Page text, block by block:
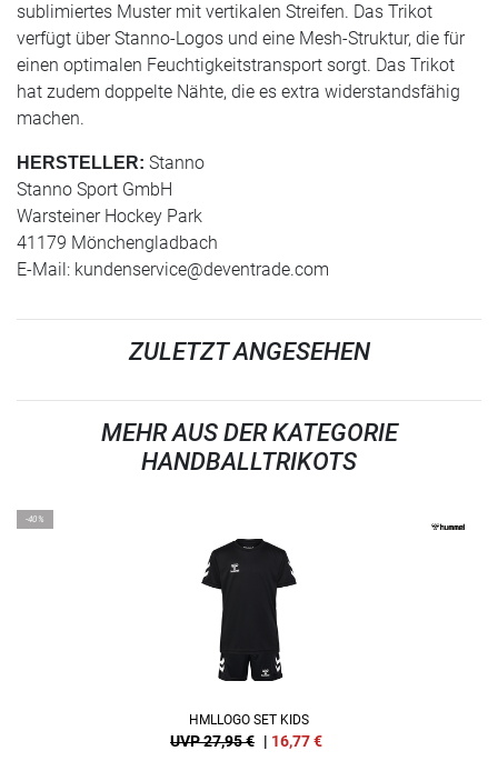
sublimiertes Muster mit vertikalen Streifen. Das Trikot
verfügt über Stanno-Logos und eine Mesh-Struktur, die für
einen optimalen Feuchtigkeitstransport sorgt. Das Trikot
hat zudem doppelte Nähte, die es extra widerstandsfähig
machen.
HERSTELLER: Stanno
Stanno Sport GmbH
Warsteiner Hockey Park
41179 Mönchengladbach
E-Mail: kundenservice@deventrade.com
ZULETZT ANGESEHEN
MEHR AUS DER KATEGORIE
HANDBALLTRIKOTS
-40%
HMLLOGO SET KIDS
UVP 27,95 € | 16,77€